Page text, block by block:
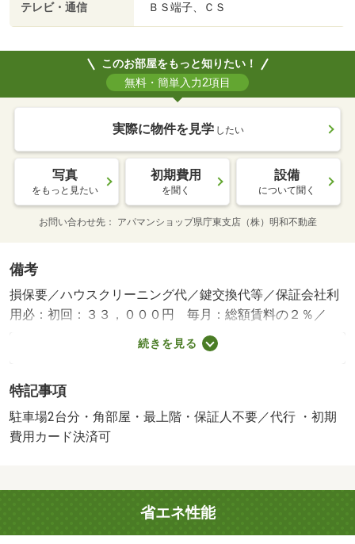
テレビ・通信 ＢＳ端子、ＣＳ
このお部屋をもっと知りたい！
無料・簡単入力2項目
実際に物件を見学 したい
写真
をもっと見たい
初期費用
を聞く
設備
について聞く
お問い合わせ先 アパマンショップ県庁東支店（株）明和不動産
備考
損保要／ハウスクリーニング代／鍵交換代等／保証会社利
用必：初回：３３，０００円 毎月：総額賃料の２％／
［退去時費用 退去費用実費精算※故意・過失等別途実
費］駐車場：駐車料無料２台付／（シャーメゾンライフＳ
す。／（諸費用及び、契約に要する費用は別途打合せ／
●（家賃保証システムのご利用が必須です／その他のプラ
ン：別途打合せ／。（法人契約は礼金１ヶ月追加／！（２
焚機能浴室／角住戸／温水洗浄便座／洗面所独立／押入／
最上階／敷金不要／全居室洋室／保証人不要／駐車２台可
／２沿線利用可／ＣＳ／駐車場２台無料／２駅利用可／駅
続きを見る
特記事項
駐車場2台分・角部屋・最上階・保証人不要／代行 ・初期
費用カード決済可
省エネ性能